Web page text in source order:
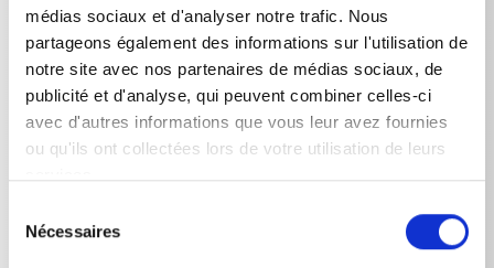
médias sociaux et d'analyser notre trafic. Nous
partageons également des informations sur l'utilisation de
notre site avec nos partenaires de médias sociaux, de
publicité et d'analyse, qui peuvent combiner celles-ci
avec d'autres informations que vous leur avez fournies
ou qu'ils ont collectées lors de votre utilisation de leurs
Nécessaires
Données techniques